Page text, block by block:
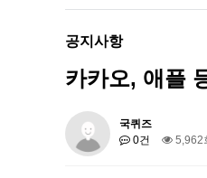
공지사항
카카오, 애플
국퀴즈
0건
5,962